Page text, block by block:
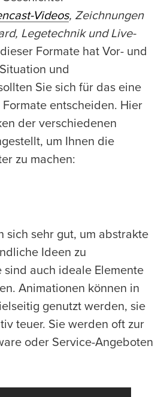
Videos, Zeichnungen
Legetechnik und Live-
Formate hat Vor- und
und
Sie sich für das eine
entscheiden. Hier
der verschiedenen
um Ihnen die
zu machen:
sich sehr gut, um abstrakte
Ideen zu
sind auch ideale Elemente
Animationen können in
genutzt werden, sie
teuer. Sie werden oft zur
oder Service-Angeboten